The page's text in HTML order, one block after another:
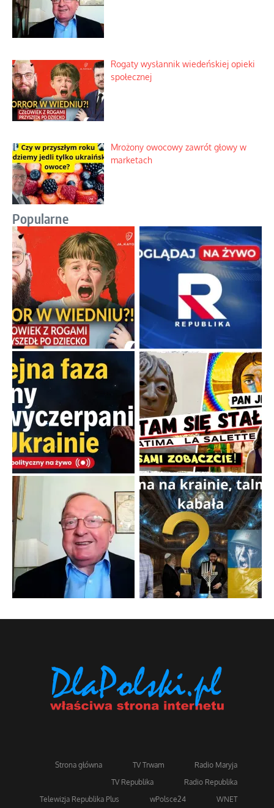
Rogaty wysłannik wiedeńskiej opieki
społecznej
Mrożony owocowy zawrót głowy w
marketach
Popularne
Strona główna TV Trwam
Radio Maryja
TV Republika
Radio Republika
Telewizja Republika Plus
wPolsce24 WNET